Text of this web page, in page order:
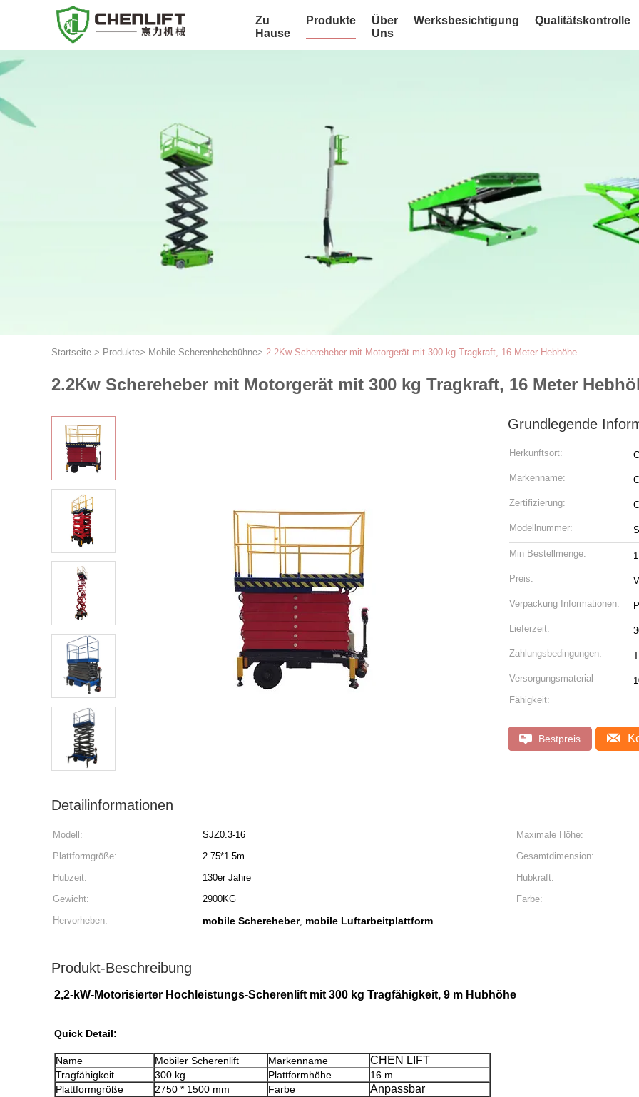
Zu
Hause
Produkte
Über
Uns
Werksbesichtigung Qualitätskontrolle
Startseite > Produkte> Mobile Scherenhebebühne> 2.2Kw Schereheber mit Motorgerät mit 300 kg Tragkraft, 16 Meter Hebhöhe
2.2Kw Schereheber mit Motorgerät mit 300 kg Tragkraft, 16 Meter
Grundlegende
Herkunftsort:
Markenname:
Zertifizierung:
Modellnummer:
Min Bestellmenge:
Preis:
Verpackung Informationen:
Lieferzeit:
Zahlungsbedingungen:
Versorgungsmaterial-
Fähigkeit:
Bestpreis
Detailinformationen
Modell: SJZ0.3-16 Maximale Höhe:
Plattformgröße:
2.75*1.5m Gesamtdimension:
Hubzeit:
130er Jahre Hubkraft:
Gewicht:
2900KG Farbe:
Hervorheben:
mobile Schereheber, mobile Luftarbeitplattform
Produkt-Beschreibung
2,2-kW-Motorisierter Hochleistungs-Scherenlift mit 300 kg Tragfähigkeit, 9 m Hubhöhe
Quick Detail:
Name Mobiler Scherenlift Markenname CHEN LIFT
Tragfähigkeit 300 kg Plattformhöhe
16 m
Plattformgröße
2750 * 1500 mm Farbe Anpassbar